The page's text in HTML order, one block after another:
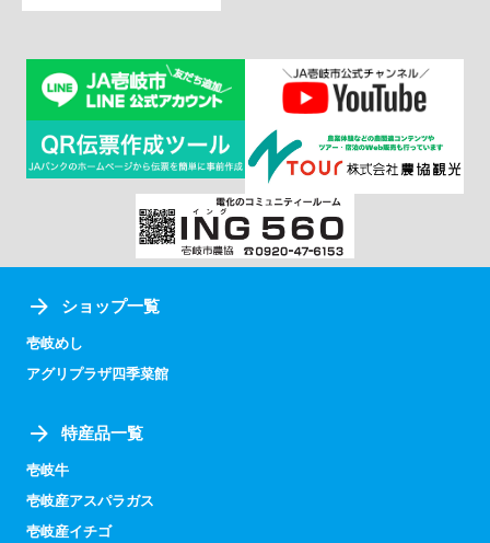
ショップ一覧
壱岐めし
アグリプラザ四季菜館
特産品一覧
壱岐牛
壱岐産アスパラガス
壱岐産イチゴ